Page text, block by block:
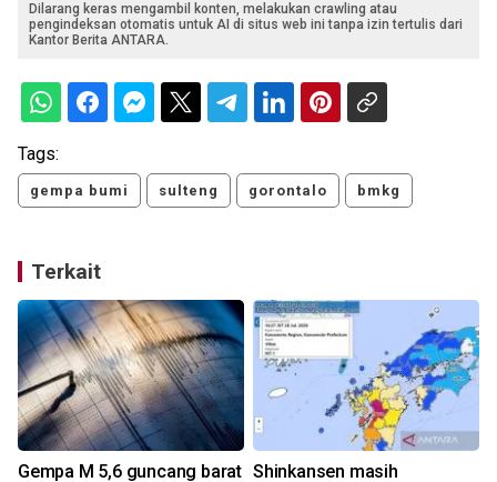
Dilarang keras mengambil konten, melakukan crawling atau
pengindeksan otomatis untuk AI di situs web ini tanpa izin tertulis dari
Kantor Berita ANTARA.
Tags:
gempa bumi sulteng gorontalo bmkg
Terkait
Gempa M 5,6 guncang barat Shinkansen masih